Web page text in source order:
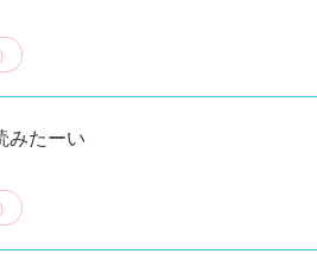
みたーい